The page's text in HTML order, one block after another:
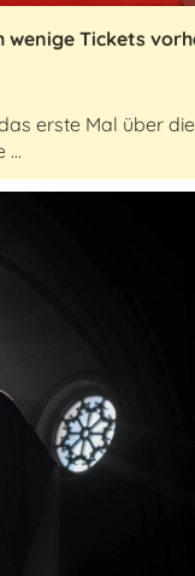
wenige Tickets
erste Mal über die
...